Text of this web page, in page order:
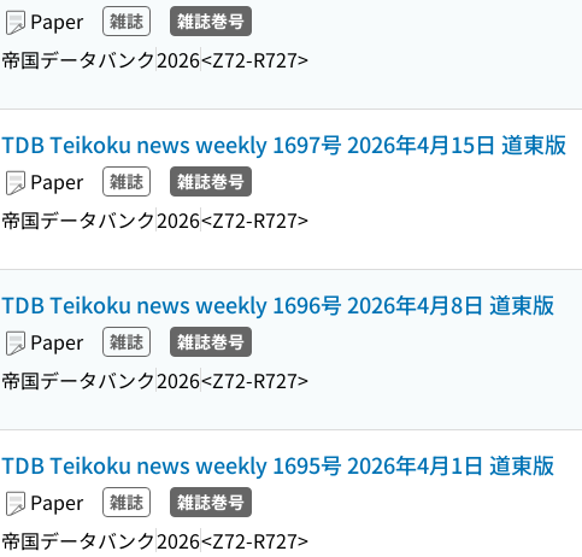
Paper 雑誌 雑誌巻号
帝国データバンク2026<Z72-R727>
TDB Teikoku news weekly 1697号 2026年4月15日 道東版
Paper 雑誌 雑誌巻号
帝国データバンク2026<Z72-R727>
TDB Teikoku news weekly 1696号 2026年4月8日 道東版
Paper 雑誌 雑誌巻号
帝国データバンク2026<Z72-R727>
TDB Teikoku news weekly 1695号 2026年4月1日 道東版
Paper 雑誌 雑誌巻号
帝国データバンク2026<Z72-R727>